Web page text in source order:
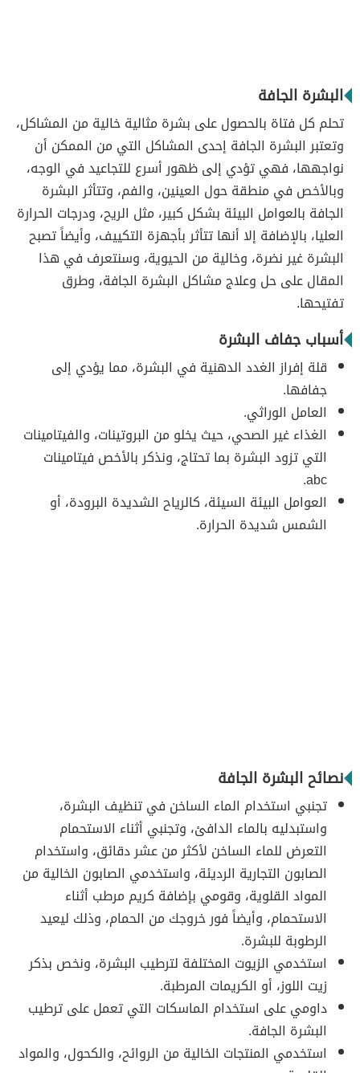
البشرة الجافة
تحلم كل فتاة بالحصول على بشرة مثالية خالية من المشاكل،
وتعتبر البشرة الجافة إحدى المشاكل التي من الممكن أن
نواجهها، فهي تؤدي إلى ظهور أسرع للتجاعيد في الوجه،
وبالأخص في منطقة حول العينين، والفم، وتتأثر البشرة
الجافة بالعوامل البيئة بشكل كبير، مثل الريح، ودرجات الحرارة
العليا، بالإضافة إلا أنها تتأثر بأجهزة التكييف، وأيضاً تصبح
البشرة غير نضرة، وخالية من الحيوية، وسنتعرف في هذا
المقال على حل وعلاج مشاكل البشرة الجافة، وطرق
تفتيحها.
أسباب جفاف البشرة
قلة إفراز الغدد الدهنية في البشرة، مما يؤدي إلى
جفافها.
العامل الوراثي.
الغذاء غير الصحي، حيث يخلو من البروتينات، والفيتامينات
التي تزود البشرة بما تحتاج، ونذكر بالأخص فيتامينات
abc.
العوامل البيئة السيئة، كالرياح الشديدة البرودة، أو
الشمس شديدة الحرارة.
نصائح البشرة الجافة
تجنبي استخدام الماء الساخن في تنظيف البشرة،
واستبدليه بالماء الدافئ، وتجنبي أثناء الاستحمام
التعرض للماء الساخن لأكثر من عشر دقائق، واستخدام
الصابون التجارية الرديئة، واستخدمي الصابون الخالية من
المواد القلوية، وقومي بإضافة كريم مرطب أثناء
الاستحمام، وأيضاً فور خروجك من الحمام، وذلك ليعيد
الرطوبة للبشرة.
استخدمي الزيوت المختلفة لترطيب البشرة، ونخص بذكر
زيت اللوز، أو الكريمات المرطبة.
داومي على استخدام الماسكات التي تعمل على ترطيب
البشرة الجافة.
استخدمي المنتجات الخالية من الروائح، والكحول، والمواد